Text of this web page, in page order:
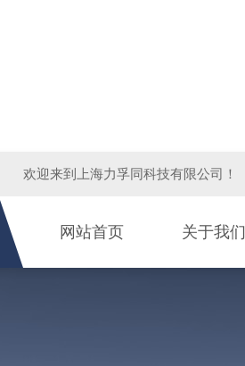
欢迎来到 上海力孚同科技有限公司 ！
网站首页 关于我们